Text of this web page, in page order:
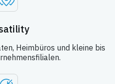
Heimbüros und kleine bis